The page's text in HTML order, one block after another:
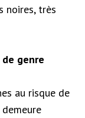
noires, très
genre
au risque de